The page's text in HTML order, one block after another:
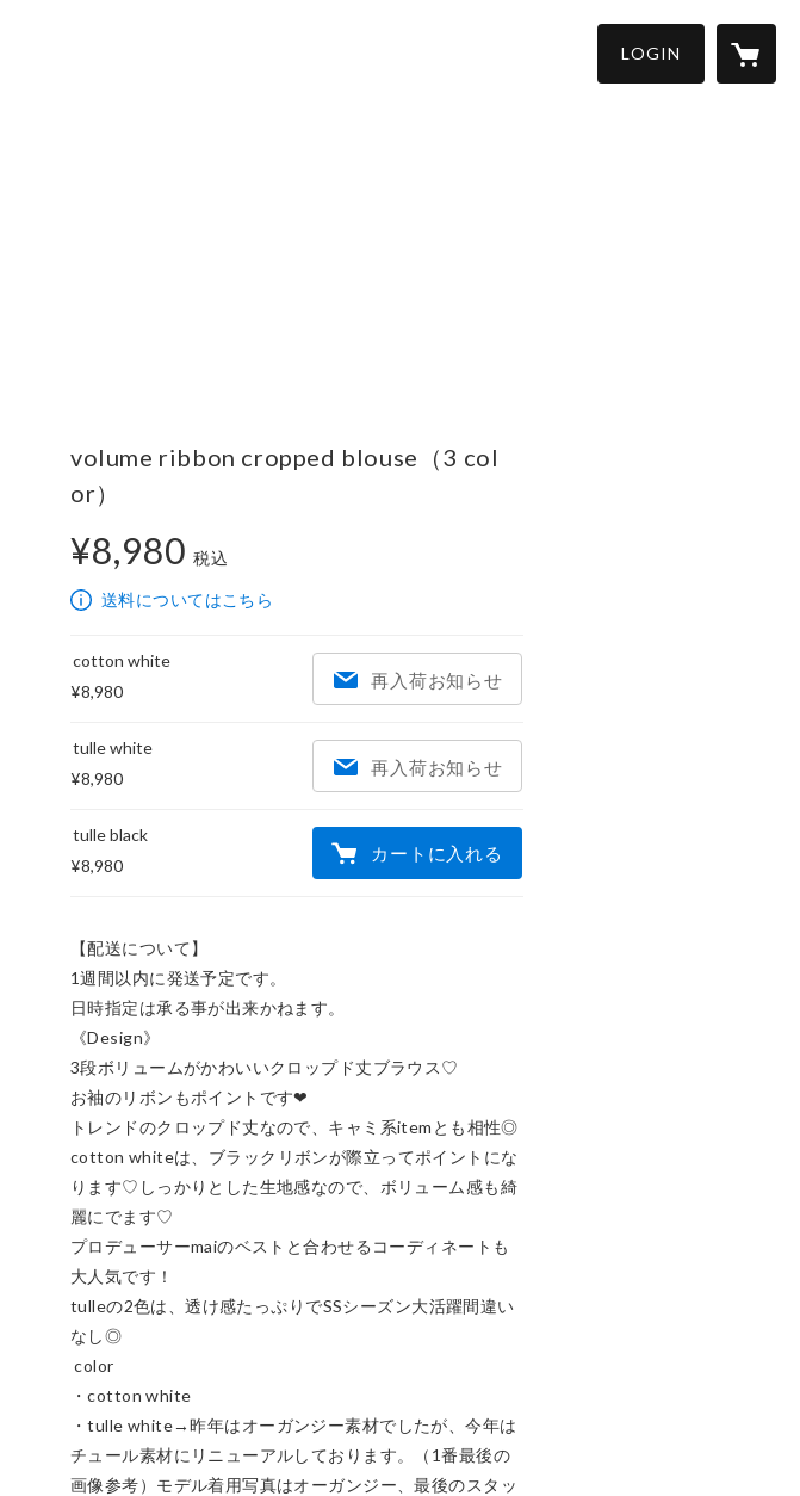
LOGIN
volume ribbon cropped blouse（3 col
or）
¥8,980税込
8,980円送料についてはこちら
cotton white
¥8,980
再入荷お知らせ
tulle white
¥8,980
再入荷お知らせ
tulle black
¥8,980
カートに入れる
【配送について】
1週間以内に発送予定です。
日時指定は承る事が出来かねます。
《Design》
3段ボリュームがかわいいクロップド丈ブラウス♡
お袖のリボンもポイントです❤︎
トレンドのクロップド丈なので、キャミ系itemとも相性◎
cotton whiteは、ブラックリボンが際立ってポイントにな
ります♡しっかりとした生地感なので、ボリューム感も綺
麗にでます♡
プロデューサーmaiのベストと合わせるコーディネートも
大人気です！
tulleの2色は、透け感たっぷりでSSシーズン大活躍間違い
なし◎
color
・cotton white
・tulle white→昨年はオーガンジー素材でしたが、今年は
チュール素材にリニューアルしております。（1番最後の
画像参考）モデル着用写真はオーガンジー、最後のスタッ